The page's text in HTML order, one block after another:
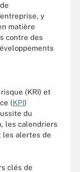
y
matière
contre des
(KRI) et
(KPI)
du
les calendriers
les alertes de
clés de